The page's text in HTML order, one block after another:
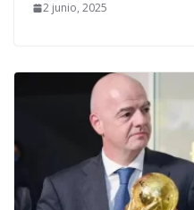
2 junio, 2025